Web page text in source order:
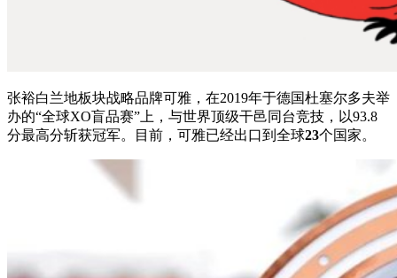
张裕白兰地板块战略品牌可雅，在2019年于德国杜塞尔多夫举
办的“全球XO盲品赛”上，与世界顶级干邑同台竞技，以93.8
分最高分斩获冠军。目前，可雅已经出口到全球23个国家。